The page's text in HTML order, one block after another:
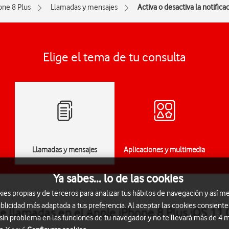
8 Plus Llamadas y mensajes Activa o desactiva la
Elige el tema de tu consulta
Llamadas y mensajes Aplicaciones y multimedia
en el Apple iPhone 8 Plus iOS
Ya sabes... lo de las cookies
propias y de terceros para analizar tus hábitos de navegación y así
más adaptada a tus preferencia. Al aceptar las cookies
problema en las funciones de tu navegador y no te llevará más de 4